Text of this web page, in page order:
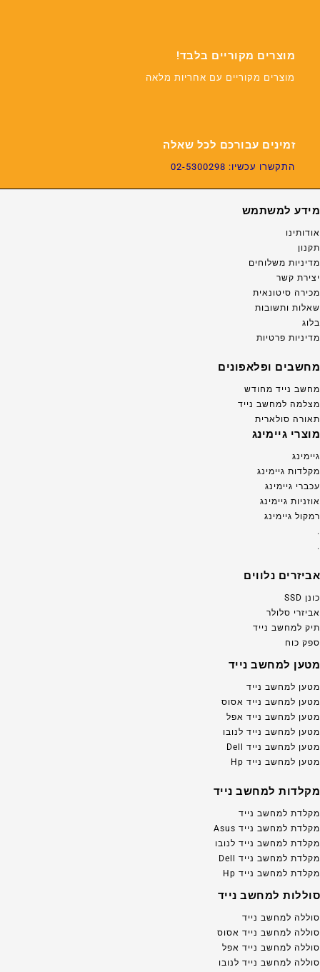
מוצרים מקוריים בלבד!
מוצרים מקוריים עם אחריות מלאה
זמינים עבורכם לכל שאלה
התקשרו עכשיו: 02-5300298
מידע למשתמש
אודותינו
תקנון
מדיניות משלוחים
יצירת קשר
מכירה סיטונאית
שאלות ותשובות
בלוג
מדיניות פרטיות
מחשבים ופלאפונים
מחשב נייד מחודש
מצלמה למחשב נייד
תאורה סולארית
מוצרי גיימינג
גיימינג
מקלדות גיימינג
עכברי גיימינג
אוזניות גיימינג
רמקול גיימינג
.
.
אביזרים נלווים
כונן SSD
אביזרי סלולר
תיק למחשב נייד
ספק כוח
מטען למחשב נייד
מטען למחשב נייד
מטען למחשב נייד אסוס
מטען למחשב נייד אפל
מטען למחשב נייד לנובו
מטען למחשב נייד Dell
מטען למחשב נייד Hp
מקלדות למחשב נייד
מקלדת למחשב נייד
מקלדת למחשב נייד Asus
מקלדת למחשב נייד לנובו
מקלדת למחשב נייד Dell
מקלדת למחשב נייד Hp
סוללות למחשב נייד
סוללה למחשב נייד
סוללה למחשב נייד אסוס
סוללה למחשב נייד אפל
סוללה למחשב נייד לנובו